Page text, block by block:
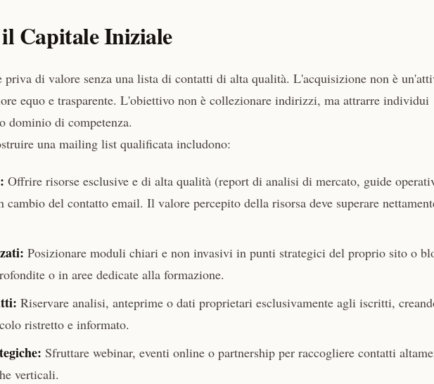
Capitale Iniziale
di valore senza una lista di contatti di alta qualità. L'acquisizione non è
equo e trasparente. L'obiettivo non è collezionare indirizzi, ma attrarre individui
dominio di competenza.
una mailing list qualificata includono:
Offrire risorse esclusive e di alta qualità (report di analisi di mercato, guide
cambio del contatto email. Il valore percepito della risorsa deve superare
Posizionare moduli chiari e non invasivi in punti strategici del proprio sito o
o in aree dedicate alla formazione.
Riservare analisi, anteprime o dati proprietari esclusivamente agli iscritti,
ristretto e informato.
Sfruttare webinar, eventi online o partnership per raccogliere contatti
verticali.